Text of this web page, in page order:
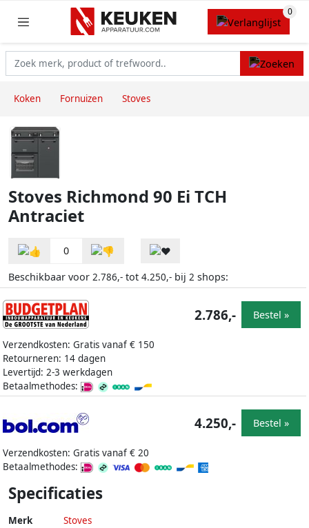
Koken Fornuizen Stoves
Stoves Richmond 90 Ei TCH
Antraciet
0
Beschikbaar voor 2.786,- tot 4.250,- bij 2 shops:
Verzendkosten: Gratis vanaf € 150
Retourneren: 14 dagen
Levertijd: 2-3 werkdagen
Betaalmethodes:
2.786,- Bestel »
Verzendkosten: Gratis vanaf € 20
Betaalmethodes:
4.250,- Bestel »
Specificaties
Merk Stoves